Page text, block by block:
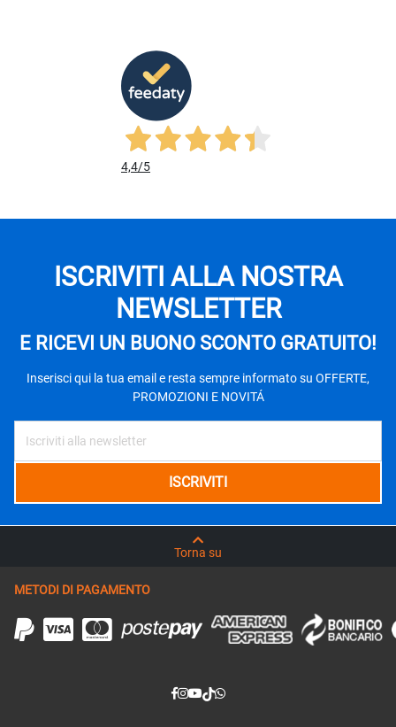
4,4/5
ISCRIVITI ALLA NOSTRA
NEWSLETTER
E RICEVI UN BUONO SCONTO GRATUITO!
Inserisci qui la tua email e resta sempre informato su OFFERTE,
PROMOZIONI E NOVITÁ
Torna su
METODI DI PAGAMENTO